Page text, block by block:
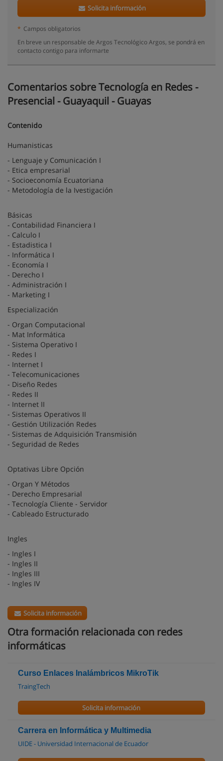
Solicita información
* Campos obligatorios
En breve un responsable de Argos Tecnológico Argos, se pondrá en
contacto contigo para informarte
Comentarios sobre Tecnología en Redes -
Presencial - Guayaquil - Guayas
Contenido
Humanisticas
- Lenguaje y Comunicación I
- Etica empresarial
- Socioeconomía Ecuatoriana
- Metodología de la Ivestigación
Básicas
- Contabilidad Financiera I
- Calculo I
- Estadistica I
- Informática I
- Economía I
- Derecho I
- Administración I
- Marketing I
Especialización
- Organ Computacional
- Mat Informática
- Sistema Operativo I
- Redes I
- Internet I
- Telecomunicaciones
- Diseño Redes
- Redes II
- Internet II
- Sistemas Operativos II
- Gestión Utilización Redes
- Sistemas de Adquisición Transmisión
- Seguridad de Redes
Optativas Libre Opción
- Organ Y Métodos
- Derecho Empresarial
- Tecnología Cliente - Servidor
- Cableado Estructurado
Ingles
- Ingles I
- Ingles II
- Ingles III
- Ingles IV
Solicita información
Otra formación relacionada con redes
informáticas
Curso Enlaces Inalámbricos MikroTik
TraingTech
Solicita información
Carrera en Informática y Multimedia
UIDE - Universidad Internacional de Ecuador